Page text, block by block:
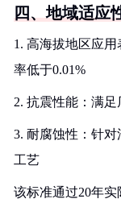
四、地域适应
1. 高海拔地区应
率低于0.01%
2. 抗震性能：满
3. 耐腐蚀性：针
工艺
该标准通过20年